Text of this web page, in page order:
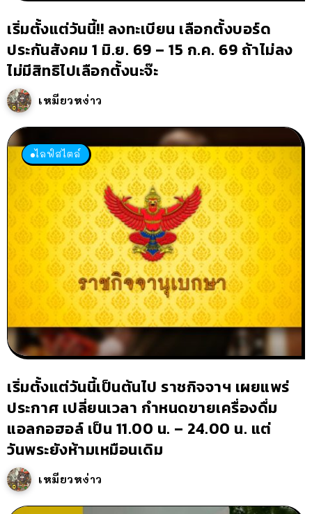
เริ่มตั้งแต่วันนี้!! ลงทะเบียน เลือกตั้งบอร์ด
ประกันสังคม 1 มิ.ย. 69 – 15 ก.ค. 69 ถ้าไม่ลง
ไม่มีสิทธิไปเลือกตั้งนะจ๊ะ
เหมียวหง่าว
ไลฟ์สไตล์
เริ่มตั้งแต่วันนี้เป็นต้นไป ราชกิจจาฯ เผยแพร่
ประกาศ เปลี่ยนเวลา กำหนดขายเครื่องดื่ม
แอลกอฮอล์ เป็น 11.00 น. – 24.00 น. แต่
วันพระยังห้ามเหมือนเดิม
เหมียวหง่าว